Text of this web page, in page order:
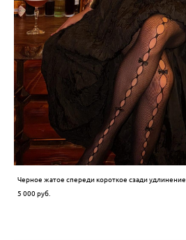
Черное жатое спереди короткое сзади удлинение
5 000 pуб.